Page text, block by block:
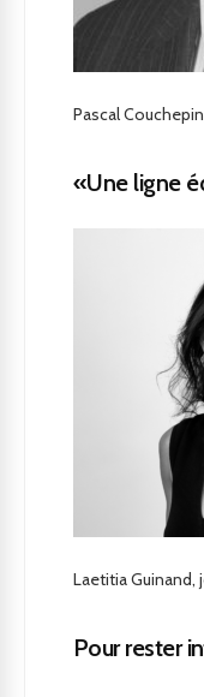
Pascal
«Une ligne
Laetitia Guinand,
Pour rester